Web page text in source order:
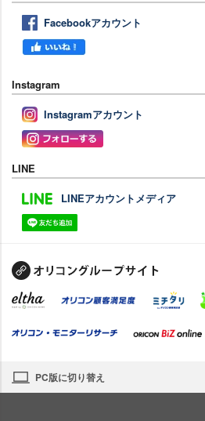
Facebookアカウント
Instagram
Instagramアカウント
LINE
LINEアカウントメディア
PC版に切り替え